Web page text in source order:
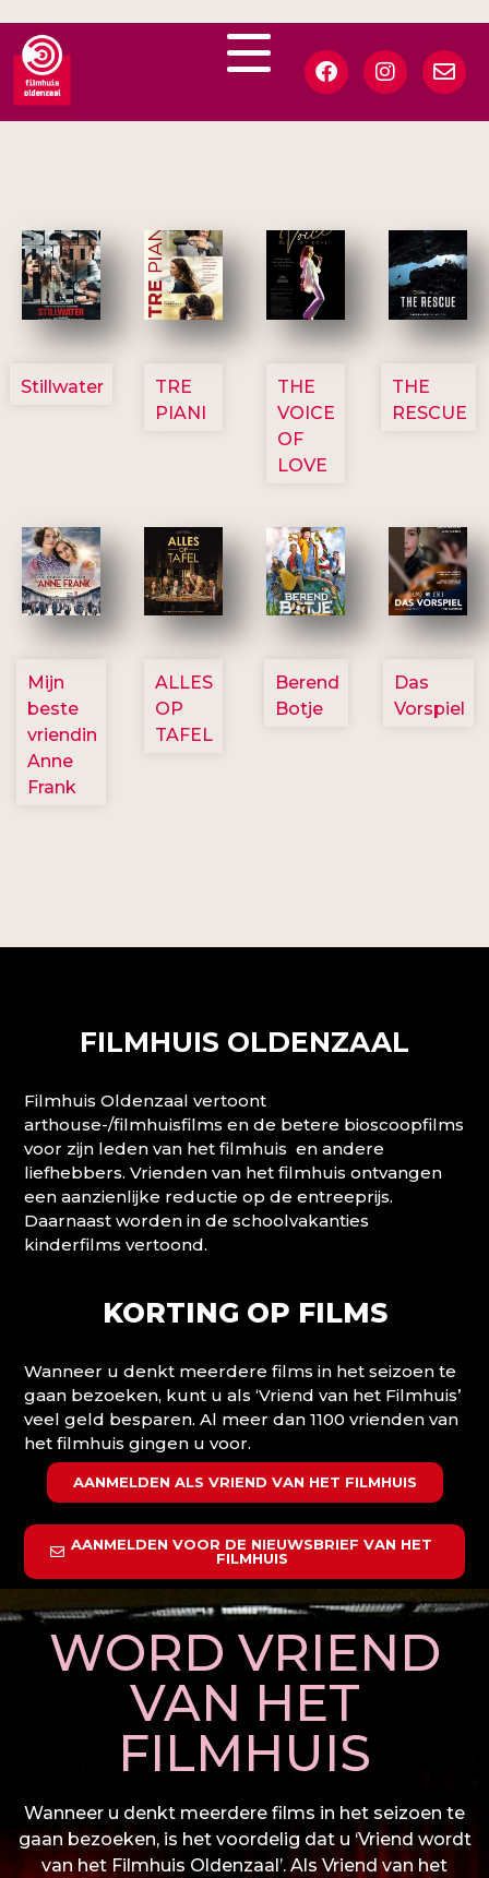
3123
Stillwater
3129
TRE
PIANI
3135
THE
VOICE
OF
LOVE
3148
THE
RESCUE
2757
Mijn
beste
vriendin
Anne
Frank
3154
ALLES
OP
TAFEL
2799
Berend
Botje
2777
Das
Vorspiel
FILMHUIS OLDENZAAL
Filmhuis Oldenzaal vertoont
arthouse-/filmhuisfilms en de betere bioscoopfilms
voor zijn leden van het filmhuis en andere
liefhebbers. Vrienden van het filmhuis ontvangen
een aanzienlijke reductie op de entreeprijs.
Daarnaast worden in de schoolvakanties
kinderfilms vertoond.
KORTING OP FILMS
Wanneer u denkt meerdere films in het seizoen te
gaan bezoeken, kunt u als ‘Vriend van het Filmhuis’
veel geld besparen. Al meer dan 1100 vrienden van
het filmhuis gingen u voor.
AANMELDEN ALS VRIEND VAN HET FILMHUIS
AANMELDEN VOOR DE NIEUWSBRIEF VAN HET
FILMHUIS
WORD VRIEND
VAN HET
FILMHUIS
Wanneer u denkt meerdere films in het seizoen te
gaan bezoeken, is het voordelig dat u ‘Vriend wordt
van het Filmhuis Oldenzaal’. Als Vriend van het